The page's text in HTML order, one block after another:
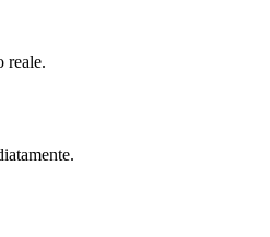
reale.